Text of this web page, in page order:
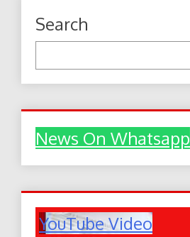
Search
News On Whatsapp
YouTube Video